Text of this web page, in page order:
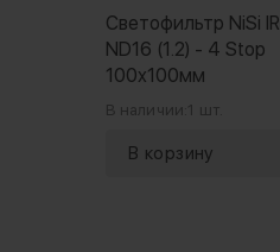
Светофильтр NiSi IR
ND16 (1.2) - 4 Stop
100x100мм
В наличии: 1 шт.